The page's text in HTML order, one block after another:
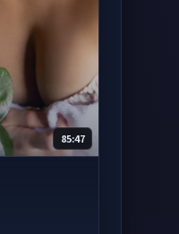
85:47